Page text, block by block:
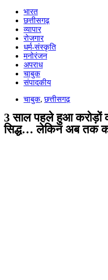
भारत
छत्तीसगढ़
व्यापार
रोजगार
धर्म-संस्कृति
मनोरंजन
अपराध
चाबुक
संपादकीय
चाबुक,छत्तीसगढ़
3 साल पहले हुआ करोड़ों
सिद्ध… लेकिन अब तक